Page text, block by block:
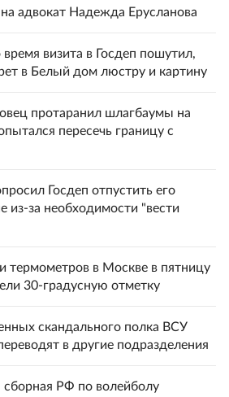
адвокат Надежда Ерусланова
время визита в Госдеп пошутил,
в Белый дом люстру и картину
протаранил шлагбаумы на
пересечь границу с
Госдеп отпустить его
из-за необходимости "вести
термометров в Москве в пятницу
30-градусную отметку
скандального полка ВСУ
в другие подразделения
РФ по волейболу